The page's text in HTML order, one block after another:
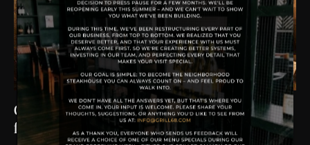
Can hybrid grapes be the solution for the
future?